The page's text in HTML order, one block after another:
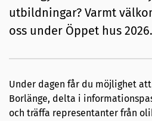
utbildningar? Varmt
oss under Öppet hus 2026.
Under dagen får du möjlighet
Borlänge, delta i
och träffa representanter från